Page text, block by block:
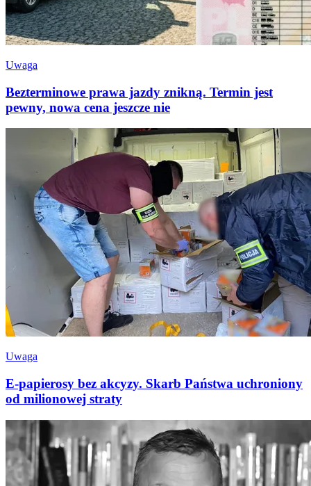
Uwaga
Bezterminowe prawa jazdy znikną. Termin jest
pewny, nowa cena jeszcze nie
Uwaga
E-papierosy bez akcyzy. Skarb Państwa uchroniony
od milionowej straty